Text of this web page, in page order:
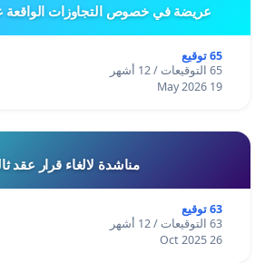
عريضة في خصوص التجاوزات
65 توقيع
65 التوقيعات / 12 أشهر
19 May 2026
مناشدة لالغاء قرار عقد
63 توقيع
63 التوقيعات / 12 أشهر
26 Oct 2025